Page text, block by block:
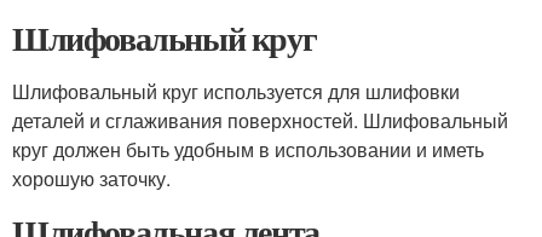
Шлифовальный круг
Шлифовальный круг используется для шлифовки
деталей и сглаживания поверхностей. Шлифовальный
круг должен быть удобным в использовании и иметь
хорошую заточку.